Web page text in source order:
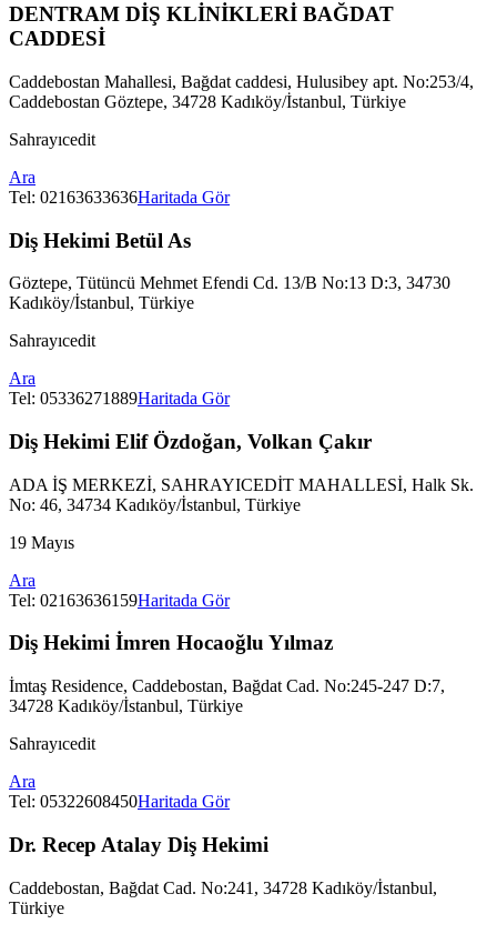
DENTRAM DİŞ KLİNİKLERİ BAĞDAT
CADDESİ
Caddebostan Mahallesi, Bağdat caddesi, Hulusibey apt. No:253/4,
Caddebostan Göztepe, 34728 Kadıköy/İstanbul, Türkiye
Sahrayıcedit
Ara
Tel: 02163633636Haritada Gör
Diş Hekimi Betül As
Göztepe, Tütüncü Mehmet Efendi Cd. 13/B No:13 D:3, 34730
Kadıköy/İstanbul, Türkiye
Sahrayıcedit
Ara
Tel: 05336271889Haritada Gör
Diş Hekimi Elif Özdoğan, Volkan Çakır
ADA İŞ MERKEZİ, SAHRAYICEDİT MAHALLESİ, Halk Sk.
No: 46, 34734 Kadıköy/İstanbul, Türkiye
19 Mayıs
Ara
Tel: 02163636159Haritada Gör
Diş Hekimi İmren Hocaoğlu Yılmaz
İmtaş Residence, Caddebostan, Bağdat Cad. No:245-247 D:7,
34728 Kadıköy/İstanbul, Türkiye
Sahrayıcedit
Ara
Tel: 05322608450Haritada Gör
Dr. Recep Atalay Diş Hekimi
Caddebostan, Bağdat Cad. No:241, 34728 Kadıköy/İstanbul,
Türkiye